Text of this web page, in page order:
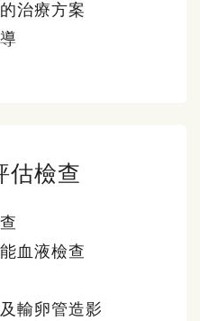
治療方案
估檢查
血液檢查
輸卵管造影